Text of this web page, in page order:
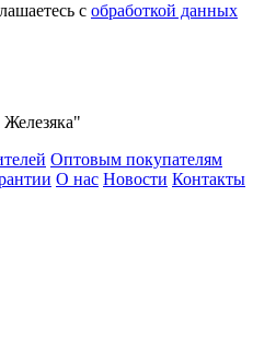
с обработкой данных
Оптовым покупателям
О нас Новости Контакты